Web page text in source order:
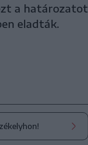
a határozatot
eladták.